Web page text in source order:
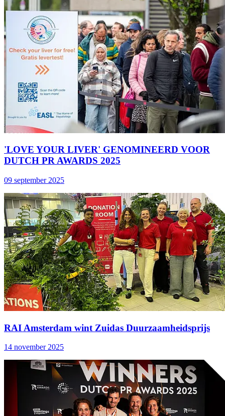
'LOVE YOUR LIVER' GENOMINEERD VOOR
DUTCH PR AWARDS 2025
09 september 2025
RAI Amsterdam wint Zuidas Duurzaamheidsprijs
14 november 2025